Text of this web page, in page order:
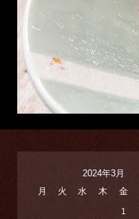
2024年3月
月
火 水 木 金
1